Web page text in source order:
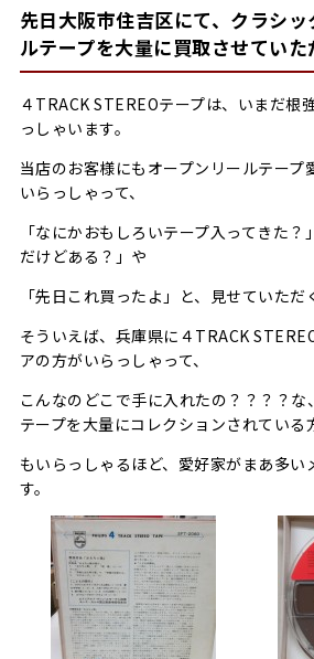
先日大阪市住吉区にて、クラシ
ルテープを大量に買取させていた
４TRACK STEREOテープは、いまだ根
っしゃいます。
当店のお客様にもオープンリールテープ
いらっしゃって、
「なにかおもしろいテープ入ってきた
だけどある？」や
「先日これ買ったよ」と、見せていただ
そういえば、兵庫県に４TRACK
アの方がいらっしゃって、
こんなのどこで手に入れたの？？？？
テープを大量にコレクションされている
もいらっしゃるほど、愛好家がまあ多い
す。